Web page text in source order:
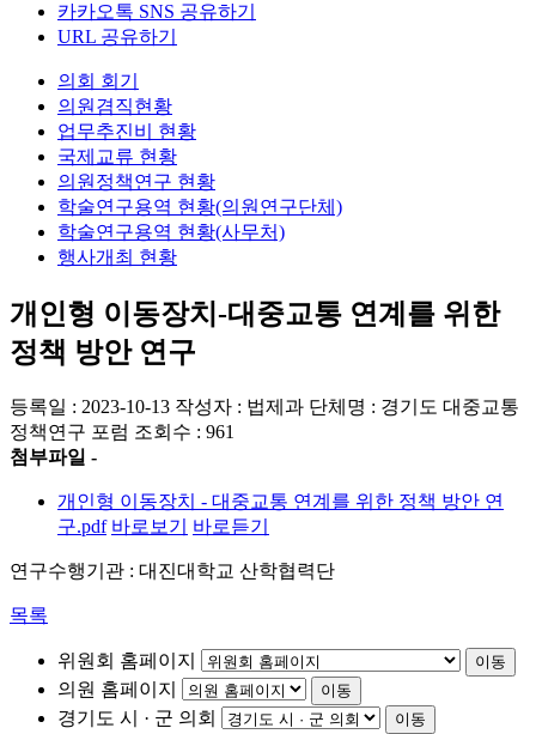
카카오톡 SNS 공유하기
URL 공유하기
의회 회기
의원겸직현황
업무추진비 현황
국제교류 현황
의원정책연구 현황
학술연구용역 현황(의원연구단체)
학술연구용역 현황(사무처)
행사개최 현황
개인형 이동장치-대중교통 연계를 위한
정책 방안 연구
등록일 : 2023-10-13 작성자 : 법제과 단체명 : 경기도 대중교통
정책연구 포럼 조회수 : 961
첨부파일 -
개인형 이동장치 - 대중교통 연계를 위한 정책 방안 연
구.pdf 바로보기 바로듣기
연구수행기관 : 대진대학교 산학협력단
목록
위원회 홈페이지 이동
의원 홈페이지 이동
경기도 시 · 군 의회 이동